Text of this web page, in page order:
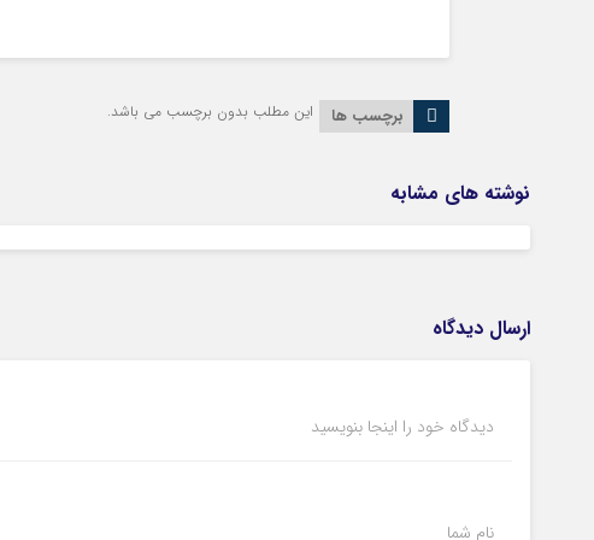
برچسب ها این مطلب بدون برچسب می باشد.
نوشته های مشابه
ارسال دیدگاه
دیدگاه خود را اینجا بنویسید
نام شما